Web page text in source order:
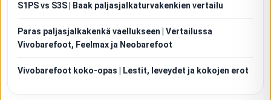
S1PS vs S3S | Baak paljasjalkaturvakenkien vertailu
Paras paljasjalkakenkä vaellukseen | Vertailussa
Vivobarefoot, Feelmax ja Neobarefoot
Vivobarefoot koko-opas | Lestit, leveydet ja kokojen erot